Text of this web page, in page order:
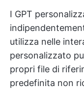
I GPT
utilizza nelle
personalizzato
propri file di
predefinita non